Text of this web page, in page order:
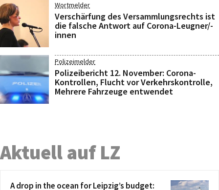
Wortmelder
Verschärfung des Versammlungsrechts ist
die falsche Antwort auf Corona-Leugner/-
innen
Polizeimelder
Polizeibericht 12. November: Corona-
Kontrollen, Flucht vor Verkehrskontrolle,
Mehrere Fahrzeuge entwendet
Aktuell auf LZ
A drop in the ocean for Leipzig’s budget: